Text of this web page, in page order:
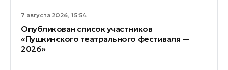
7 августа 2026, 15:54
Опубликован список участников
«Пушкинского театрального фестиваля —
2026»